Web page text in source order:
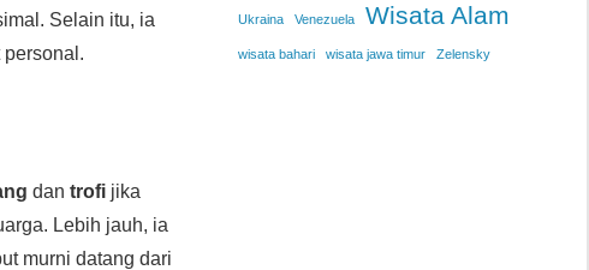
Selain itu, ia
dantrofi jika
Lebih jauh, ia
murni datang dari
Ukraina Venezuela Wisata Alam
wisata bahari wisata jawa timur Zelensky